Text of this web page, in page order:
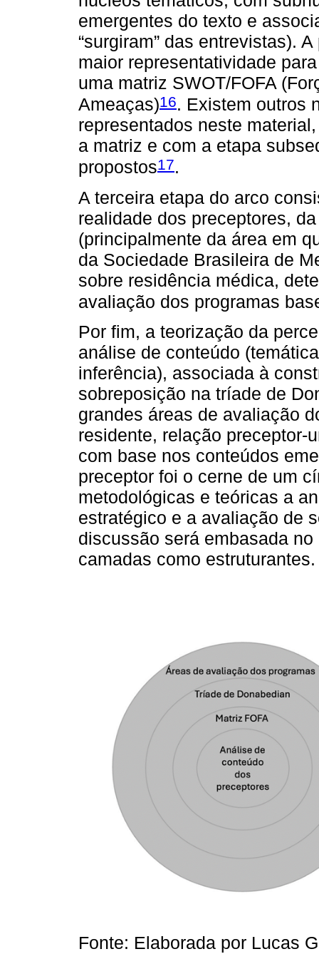
emergentes do texto e
“surgiram” das entrevistas).
maior representatividade
uma matriz SWOT/FOFA
Ameaças)16. Existem outros
representados neste
a matriz e com a etapa
propostos17.
A terceira etapa do arco
realidade dos preceptores,
(principalmente da área em
da Sociedade Brasileira de
sobre residência médica,
avaliação dos programas
Por fim, a teorização da
análise de conteúdo
inferência), associada à
sobreposição na tríade de
grandes áreas de avaliação
residente, relação preceptor-
com base nos conteúdos
preceptor foi o cerne de um
metodológicas e teóricas a
estratégico e a avaliação de
discussão será embasada
camadas como estruturantes.
Fonte: Elaborada por Lucas